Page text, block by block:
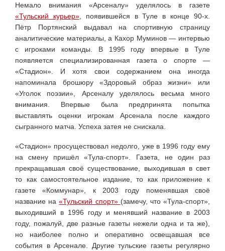
Немало внимания «Арсеналу» уделялось в газете
«Тульский курьер», появившейся в Туле в конце 90-х.
Пётр Портянский выдавал на спортивную страницу
аналитические материалы, а Кахор Муминов — интервью
с игроками команды. В 1995 году впервые в Туле
появляется специализированная газета о спорте —
«Стадион». И хотя свои содержанием она иногда
напоминала брошюру «Здоровый образ жизни» или
«Уголок поэзии», Арсеналу уделялось весьма много
внимания. Впервые была предпринята попытка
выставлять оценки игрокам Арсенала после каждого
сыгранного матча. Успеха затея не снискала.
«Стадион» просуществовал недолго, уже в 1996 году ему
на смену пришёл «Тула-спорт». Газета, не один раз
прекращавшая своё существование, выходившая в свет
то как самостоятельное издание, то как приложение к
газете «Коммунар», к 2003 году поменявшая своё
название на«Тульский спорт» (замечу, что «Тула-спорт»,
выходивший в 1996 году и менявший название в 2003
году, пожалуй, две разные газеты нежели одна и та же),
но наиболее полно и оперативно освещавшая все
события в Арсенале. Другие тульские газеты регулярно